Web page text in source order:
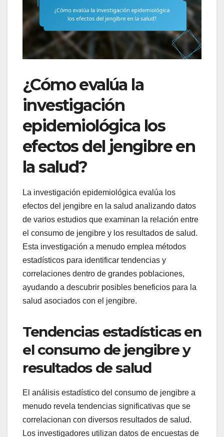
¿Cómo evalúa la
investigación
epidemiológica los
efectos del jengibre en
la salud?
La investigación epidemiológica evalúa los
efectos del jengibre en la salud analizando datos
de varios estudios que examinan la relación entre
el consumo de jengibre y los resultados de salud.
Esta investigación a menudo emplea métodos
estadísticos para identificar tendencias y
correlaciones dentro de grandes poblaciones,
ayudando a descubrir posibles beneficios para la
salud asociados con el jengibre.
Tendencias estadísticas en
el consumo de jengibre y
resultados de salud
El análisis estadístico del consumo de jengibre a
menudo revela tendencias significativas que se
correlacionan con diversos resultados de salud.
Los investigadores utilizan datos de encuestas de